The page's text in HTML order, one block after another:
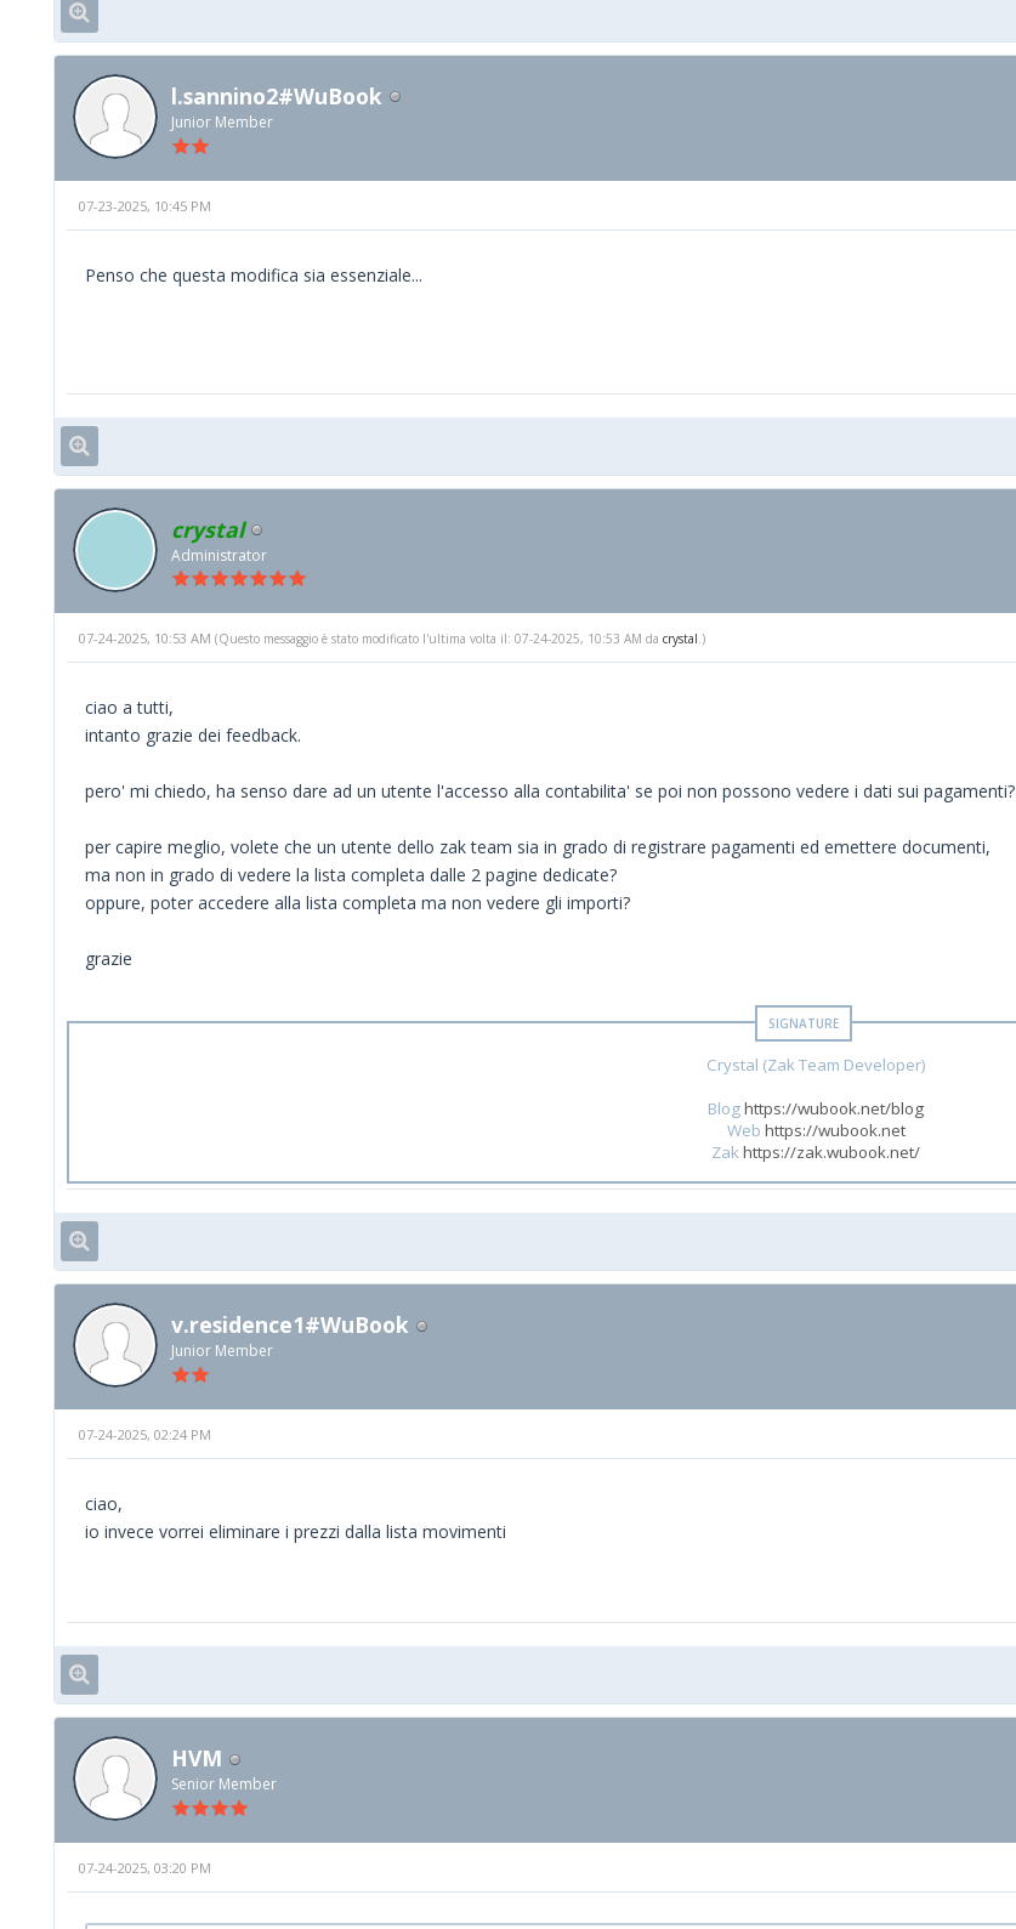
l.sannino2#WuBook
Junior Member
07-23-2025, 10:45 PM
Penso che questa modifica sia essenziale...
crystal
Administrator
07-24-2025, 10:53 AM (Questo messaggio è stato modificato l'ultima volta il: 07-24-2025, 10:53 AM da crystal.)
ciao a tutti,
intanto grazie dei feedback.
pero' mi chiedo, ha senso dare ad un utente l'accesso alla contabilita' se poi non possono vedere i dati sui pagamenti?
per capire meglio, volete che un utente dello zak team sia in grado di registrare pagamenti ed emettere documenti,
ma non in grado di vedere la lista completa dalle 2 pagine dedicate?
oppure, poter accedere alla lista completa ma non vedere gli importi?
grazie
Crystal (Zak Team Developer)
Bloghttps://wubook.net/blog
Web https://wubook.net
Zakhttps://zak.wubook.net/
v.residence1#WuBook
Junior Member
07-24-2025, 02:24 PM
ciao,
io invece vorrei eliminare i prezzi dalla lista movimenti
HVM
Senior Member
07-24-2025, 03:20 PM